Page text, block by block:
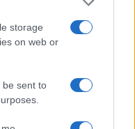
storage
on web or
be sent to
το
μέτρα με
πρωτάθλημα Κ20